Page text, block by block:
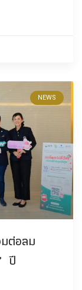
NEWS
ต่อลม
ปี